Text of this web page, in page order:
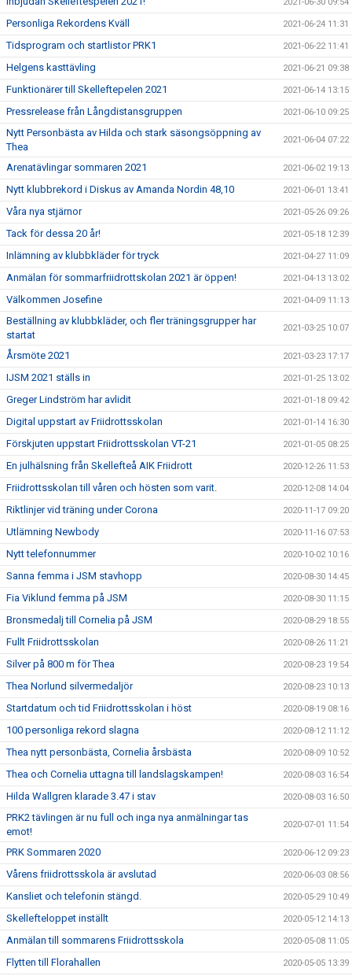
Personliga Rekordens Kväll 2021-06-24 11:31
Tidsprogram och startlistor PRK1 2021-06-22 11:41
Helgens kasttävling 2021-06-21 09:38
Funktionärer till Skelleftepelen 2021 2021-06-14 13:15
Pressrelease från Långdistansgruppen 2021-06-10 09:25
Nytt Personbästa av Hilda och stark säsongsöppning av
Thea
2021-06-04 07:22
Arenatävlingar sommaren 2021 2021-06-02 19:13
Nytt klubbrekord i Diskus av Amanda Nordin 48,10 2021-06-01 13:41
Våra nya stjärnor 2021-05-26 09:26
Tack för dessa 20 år! 2021-05-18 12:39
Inlämning av klubbkläder för tryck 2021-04-27 11:09
Anmälan för sommarfriidrottskolan 2021 är öppen! 2021-04-13 13:02
Välkommen Josefine 2021-04-09 11:13
Beställning av klubbkläder, och fler träningsgrupper har
startat
2021-03-25 10:07
Årsmöte 2021 2021-03-23 17:17
IJSM 2021 ställs in 2021-01-25 13:02
Greger Lindström har avlidit 2021-01-18 09:42
Digital uppstart av Friidrottsskolan 2021-01-14 16:30
Förskjuten uppstart Friidrottsskolan VT-21 2021-01-05 08:25
En julhälsning från Skellefteå AIK Friidrott 2020-12-26 11:53
Friidrottsskolan till våren och hösten som varit. 2020-12-08 14:04
Riktlinjer vid träning under Corona 2020-11-17 09:20
Utlämning Newbody 2020-11-16 07:53
Nytt telefonnummer 2020-10-02 10:16
Sanna femma i JSM stavhopp 2020-08-30 14:45
Fia Viklund femma på JSM 2020-08-30 11:15
Bronsmedalj till Cornelia på JSM 2020-08-29 18:55
Fullt Friidrottsskolan 2020-08-26 11:21
Silver på 800 m för Thea 2020-08-23 19:54
Thea Norlund silvermedaljör 2020-08-23 10:13
Startdatum och tid Friidrottsskolan i höst 2020-08-19 08:16
100 personliga rekord slagna 2020-08-12 11:12
Thea nytt personbästa, Cornelia årsbästa 2020-08-09 10:52
Thea och Cornelia uttagna till landslagskampen! 2020-08-03 16:54
Hilda Wallgren klarade 3.47 i stav 2020-08-03 16:50
PRK2 tävlingen är nu full och inga nya anmälningar tas
emot!
2020-07-01 11:54
PRK Sommaren 2020 2020-06-12 09:23
Vårens friidrottsskola är avslutad 2020-06-03 08:56
Kansliet och telefonin stängd. 2020-05-29 10:49
Skellefteloppet inställt 2020-05-12 14:13
Anmälan till sommarens Friidrottsskola 2020-05-08 11:05
Flytten till Florahallen 2020-05-05 13:39